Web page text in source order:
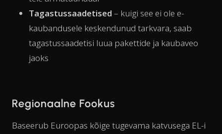
Tagastussaadetised – kuigi see ei ole e-
kaubandusele keskendunud tarkvara, saab
tagastussaadetisi luua pakettide ja kaubaveo
jaoks
Regionaalne Fookus
Baseerub Euroopas kõige tugevama katvusega EL-i